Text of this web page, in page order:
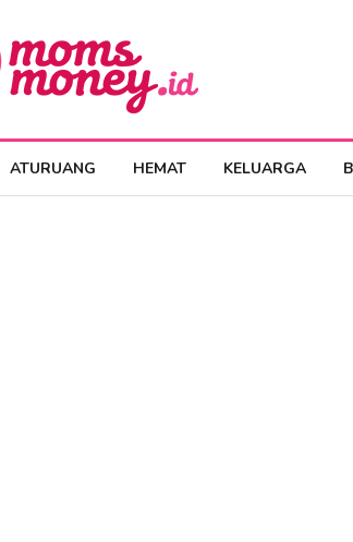
ATURUANG HEMAT KELUARGA